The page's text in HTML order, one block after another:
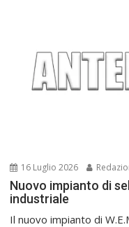
16 Luglio 2026
Nuovo impianto di
industriale
Il nuovo impianto di